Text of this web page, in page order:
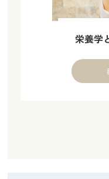
栄養学